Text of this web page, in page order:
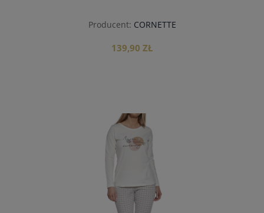
Producent: CORNETTE
139,90 ZŁ
do koszyka